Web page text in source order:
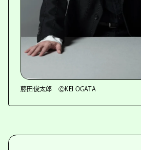
藤田俊太郎 ⒸKEI OGATA